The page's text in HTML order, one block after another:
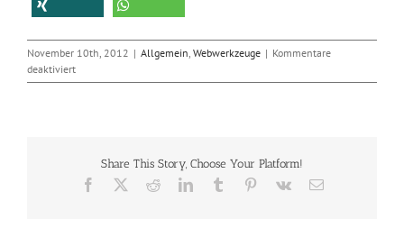
November 10th, 2012 | Allgemein Webwerkzeuge | Kommentare
deaktiviertfür
Neue
Share This Story, Choose Your Platform!
Facebook RedditLinkedInTumblr Pinterest
Vk
E-